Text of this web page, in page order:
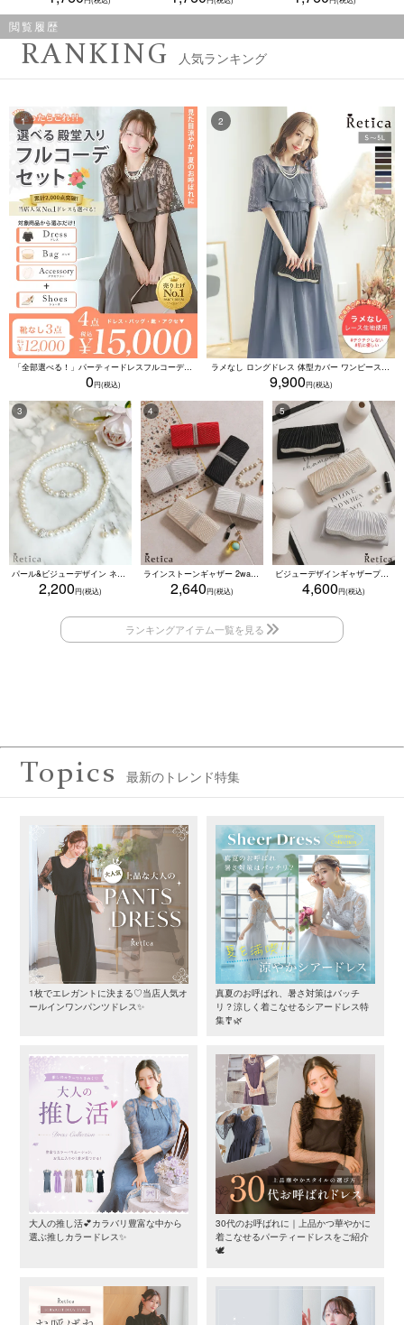
閲覧履歴
RANKING 人気ランキング
「全部選べる！」パーティードレスフルコーデセット (ドレス1点＋バッグ1点＋アクセ1点+靴1足/4点15000円(税込)/靴なしで12000円(税込))
0
ラメなし ロングドレス 体型カバー ワンピース 敏感肌対応 結婚式 二次会 お呼ばれ 大人 上品 (Sサイズ～5Lサイズ)
9,900
パール&ビジューデザイン ネックレス×ピアス×ブレスレット アクセサリー3set
2,200
ラインストーンギャザー 2wayプリーツクラッチバッグ(ベージュ/シルバー/ブラック/ホワイト/レッド)
2,640
ビジューデザインギャザープリーツ入り2wayバッグ(ベージュ/シルバー/ブラック)
4,600
Topics 最新のトレンド特集
1枚でエレガントに決まる♡当店人気オ
ールインワンパンツドレス✨
真夏のお呼ばれ、暑さ対策はバッチ
リ？涼しく着こなせるシアードレス特
集🎐🌿
大人の推し活💕カラバリ豊富な中から
選ぶ推しカラードレス✨
30代のお呼ばれに｜上品かつ華やかに
着こなせるパーティードレスをご紹介
🕊️